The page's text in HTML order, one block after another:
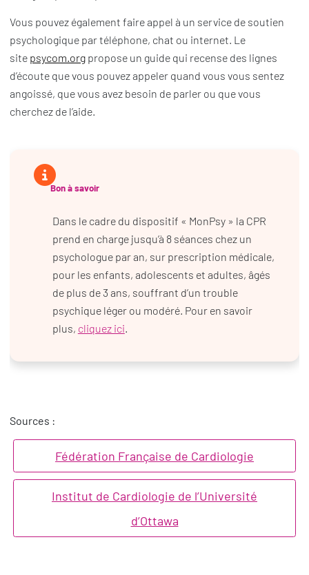
Vous pouvez également faire appel à un service de soutien
psychologique par téléphone, chat ou internet. Le
site psycom.org propose un guide qui recense des lignes
d’écoute que vous pouvez appeler quand vous vous sentez
angoissé, que vous avez besoin de parler ou que vous
cherchez de l’aide.
Bon à savoir
Dans le cadre du dispositif « MonPsy » la CPR
prend en charge jusqu’à 8 séances chez un
psychologue par an, sur prescription médicale,
pour les enfants, adolescents et adultes, âgés
de plus de 3 ans, souffrant d’un trouble
psychique léger ou modéré. Pour en savoir
plus, cliquez ici.
Sources :
Fédération Française de Cardiologie
Institut de Cardiologie de l’Université
d’Ottawa